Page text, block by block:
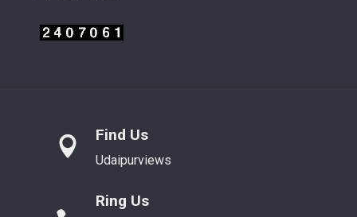
Find Us
Udaipurviews
Ring Us